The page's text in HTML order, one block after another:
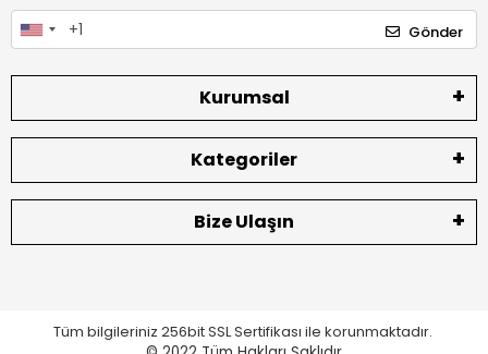
Gönder
Kurumsal
Kategoriler
Bize Ulaşın
Tüm bilgileriniz 256bit SSL Sertifikası ile korunmaktadır.